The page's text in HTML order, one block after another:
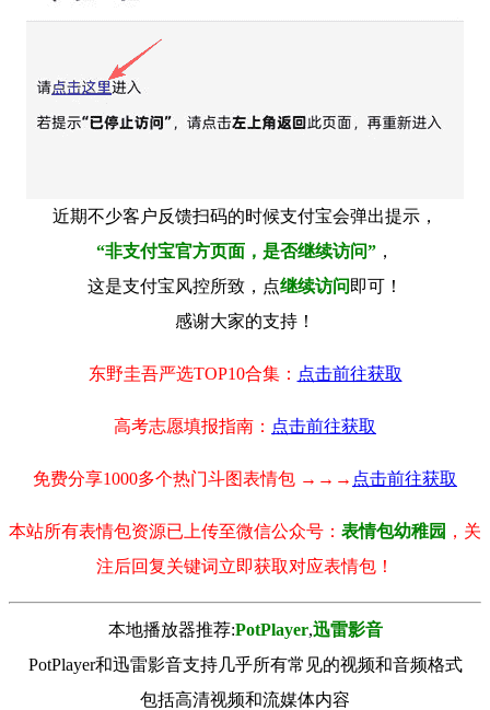
近期不少客户反馈扫码的时候支付宝会弹出提示，
“非支付宝官方页面，是否继续访问” ，
这是支付宝风控所致，点继续访问 即可！
感谢大家的支持！
东野圭吾严选TOP10合集： 点击前往获取
高考志愿填报指南： 点击前往获取
免费分享1000多个热门斗图表情包 →→→ 点击前往获取
本站所有表情包资源已上传至微信公众号： 表情包幼稚园 ，关
注后回复关键词立即获取对应表情包！
本地播放器推荐:РotРlayer,迅雷影音
PotPlayer和迅雷影音支持几乎所有常见的视频和音频格式
包括高清视频和流媒体内容